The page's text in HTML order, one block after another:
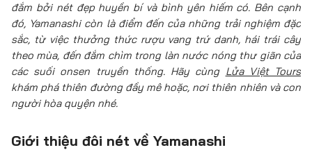
đắm bởi nét đẹp huyền bí và bình yên hiếm có. Bên cạnh
đó, Yamanashi còn là điểm đến của những trải nghiệm đặc
sắc, từ việc thưởng thức rượu vang trứ danh, hái trái cây
theo mùa, đến đắm chìm trong làn nước nóng thư giãn của
các suối onsen truyền thống. Hãy cùng Lửa Việt Tours
khám phá thiên đường đầy mê hoặc, nơi thiên nhiên và con
người hòa quyện nhé.
Giới thiệu đôi nét về Yamanashi